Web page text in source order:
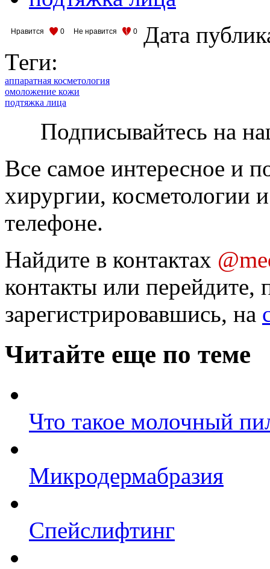
Нравится 0 Не нравится 0
Дата
Теги:
аппаратная косметология
омоложение кожи
подтяжка лица
Подписывайтесь на
Все самое интересное и
хирургии, косметологии
телефоне.
Найдите в контактах
контакты или перейдите,
зарегистрировавшись, на
Читайте еще по теме
Что такое молочный
Микродермабразия
Спейслифтинг